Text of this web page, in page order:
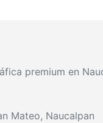
premium en
Mateo, Naucalpan